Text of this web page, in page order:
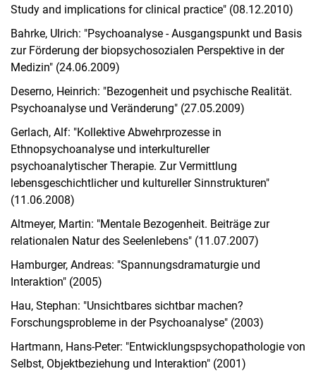
Study and implications for clinical practice" (08.12.2010)
Bahrke, Ulrich: "Psychoanalyse - Ausgangspunkt und Basis
zur Förderung der biopsychosozialen Perspektive in der
Medizin" (24.06.2009)
Deserno, Heinrich: "Bezogenheit und psychische Realität.
Psychoanalyse und Veränderung" (27.05.2009)
Gerlach, Alf: "Kollektive Abwehrprozesse in
Ethnopsychoanalyse und interkultureller
psychoanalytischer Therapie. Zur Vermittlung
lebensgeschichtlicher und kultureller Sinnstrukturen"
(11.06.2008)
Altmeyer, Martin: "Mentale Bezogenheit. Beiträge zur
relationalen Natur des Seelenlebens" (11.07.2007)
Hamburger, Andreas: "Spannungsdramaturgie und
Interaktion" (2005)
Hau, Stephan: "Unsichtbares sichtbar machen?
Forschungsprobleme in der Psychoanalyse" (2003)
Hartmann, Hans-Peter: "Entwicklungspsychopathologie von
Selbst, Objektbeziehung und Interaktion" (2001)